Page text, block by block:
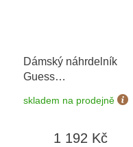
Dámský náhrdelník
Guess
JUBN04080JWRHT/U
skladem na prodejně
1 192 Kč